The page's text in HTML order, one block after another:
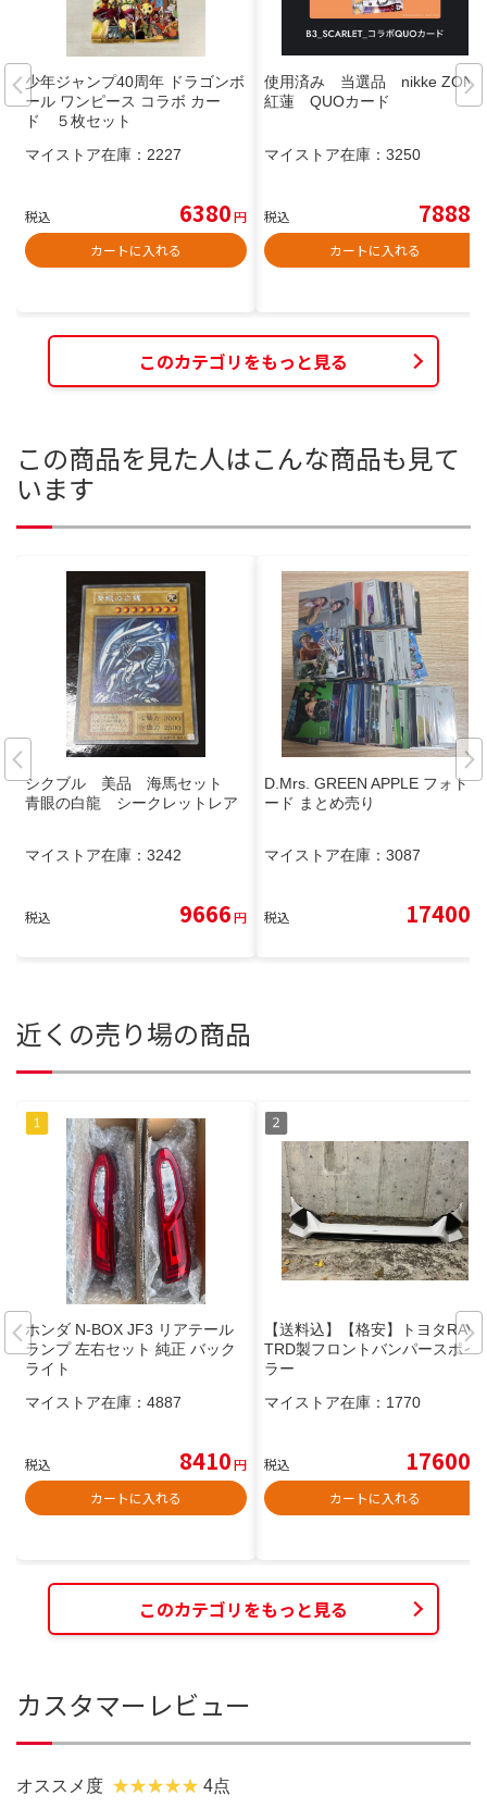
少年ジャンプ40周年 ドラゴンボ
ール ワンピース コラボ カー
ド ５枚セット
マイストア在庫： 2227
税込 6380円
カートに入れる
使用済み 当選品 nikke ZONE
紅蓮 QUOカード
マイストア在庫： 3250
税込 7888
カートに入れる
このカテゴリをもっと見る
この商品を見た人はこんな商品も見て
います
シクブル 美品 海馬セット
青眼の白龍 シークレットレア
マイストア在庫： 3242
税込 9666円
D.Mrs. GREEN APPLE フォトカ
ード まとめ売り
マイストア在庫： 3087
税込 17400
近くの売り場の商品
ホンダ N-BOX JF3 リアテール
ランプ 左右セット 純正 バック
ライト
マイストア在庫： 4887
税込 8410円
カートに入れる
【送料込】【格安】トヨタRAV4
TRD製フロントバンパースポイ
ラー
マイストア在庫： 1770
税込 17600
カートに入れる
このカテゴリをもっと見る
カスタマーレビュー
オススメ度 4点